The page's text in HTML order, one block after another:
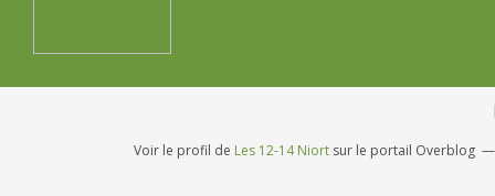
Voir le profil de Les 12-14 Niort sur le portail Overblog